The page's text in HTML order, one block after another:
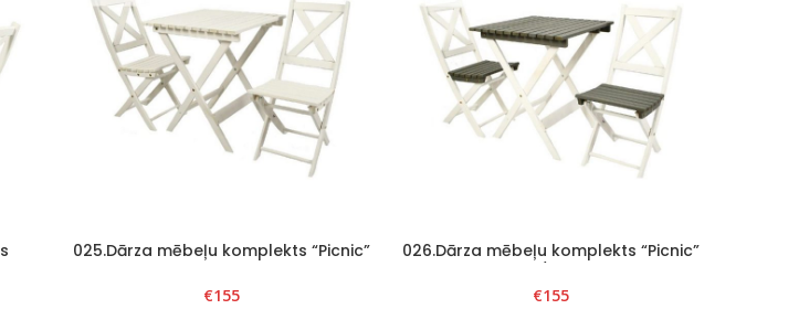
025.Dārza mēbeļu komplekts “Picnic”
€155
026.Dārza mēbeļu komplekts “Picnic”
€155